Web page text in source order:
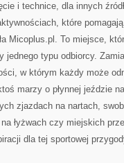
i technice, dla innych
które
Micoplus.pl. To miejsce,
jednego typu odbiorcy.
w którym każdy może
marzy o płynnej jeździe
zjazdach na nartach,
łyżwach czy miejskich
dla tej sportowej